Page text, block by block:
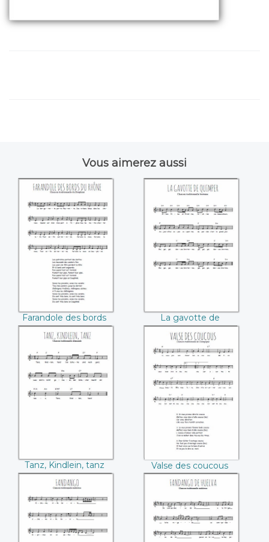
Vous aimerez aussi
Farandole des
bords du Rhône
Farandole des bords
du Rhône
La gavotte de
Quimper
La gavotte de
Quimper
Tanz, Kindlein, tanz
Tanz, Kindlein, tanz
Valse des coucous
Valse des coucous
Fandango
Fandango de
Huelva